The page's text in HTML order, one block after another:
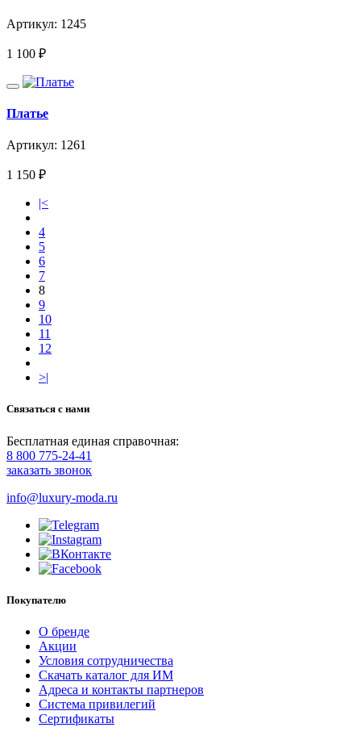
Артикул: 1245
1 100 ₽
Платье
Артикул: 1261
1 150 ₽
|<
4
5
6
7
8
9
10
11
12
>|
Связаться с нами
Бесплатная единая справочная:
8 800 775-24-41
заказать звонок
info@luxury-moda.ru
Покупателю
О бренде
Акции
Условия сотрудничества
Скачать каталог для ИМ
Адреса и контакты партнеров
Система привилегий
Сертификаты